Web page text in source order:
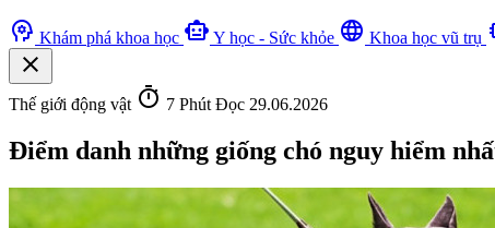
psychology Khám phá khoa học smart_toy Y học - Sức khỏe language Khoa học vũ trụ
close
Thế giới động vật timer 7 Phút Đọc 29.06.2026
Điểm danh những giống chó nguy hiểm